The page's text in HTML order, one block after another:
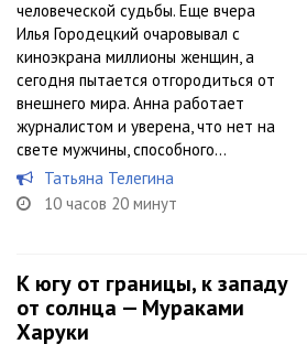
человеческой судьбы. Еще вчера
Илья Городецкий очаровывал с
киноэкрана миллионы женщин, а
сегодня пытается отгородиться от
внешнего мира. Анна работает
журналистом и уверена, что нет на
свете мужчины, способного...
Татьяна Телегина
10 часов 20 минут
К югу от границы, к западу
от солнца — Мураками
Харуки